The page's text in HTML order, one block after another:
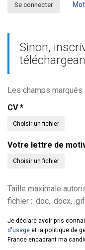
Se connecter
Sinon,
Les champs marqués
CV *
Choisir un fichier
Votre lettre de
Choisir un fichier
Taille maximale
fichier : .doc, .docx,
Je déclare avoir pris
d'usage et la politique de
France encadrant ma